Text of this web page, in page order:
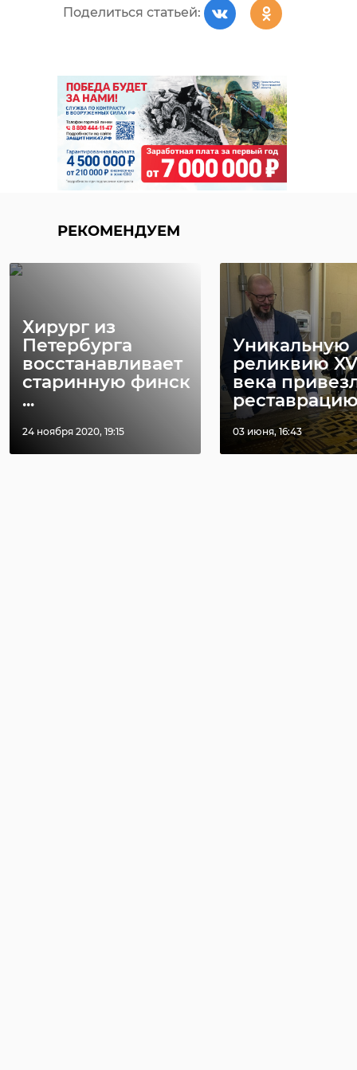
Поделиться статьей:
РЕКОМЕНДУЕМ
Хирург из
Петербурга
восстанавливает
старинную финск
...
24 ноября 2020, 19:15
Уникальную
реликвию
века
03 июня, 16:43